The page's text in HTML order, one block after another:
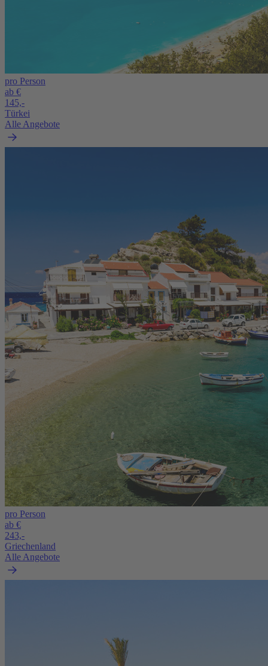
pro Person
ab €
145,-
Türkei
Alle Angebote
pro Person
ab €
243,-
Griechenland
Alle Angebote